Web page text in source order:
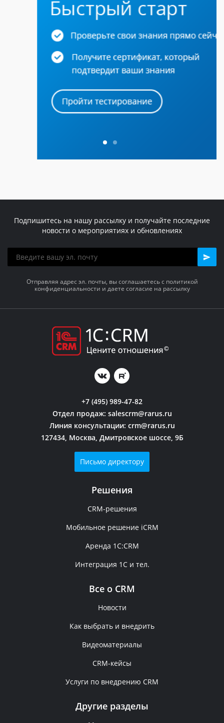
Подпишитесь на нашу рассылку и получайте последние
новости о мероприятиях и обновлениях
Отправляя адрес эл. почты, вы соглашаетесь с политикой
конфиденциальности и даете согласие на рассылку
+7 (495) 989-47-82
Отдел продаж: salescrm@rarus.ru
Линия консультации: crm@rarus.ru
127434, Москва, Дмитровское шоссе, 9Б
Письмо директору
Решения
CRM-решения
Мобильное решение iCRM
Аренда 1C:CRM
Интеграция 1С и тел.
Все о CRM
Новости
Как выбрать и внедрить
Видеоматериалы
CRM-кейсы
Услуги по внедрению CRM
Другие разделы